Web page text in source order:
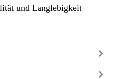
und Langlebigkeit